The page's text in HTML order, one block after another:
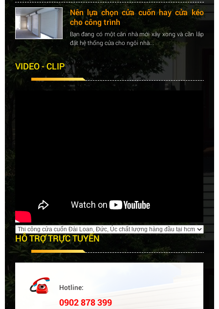
Nên lựa chọn cửa cuốn hay cửa kéo
cho công trình
Bạn đang có một căn nhà mới xây xong và cần lắp
đặt hệ thống cửa cho ngôi nhà...
Khắc phuc tình trạng cửa cuốn bị kẹt
nan
Hiện tượng cửa cuốn bị kẹt nan sẽ gây ra nhiều bất
VIDEO - CLIP
HỖ TRỢ TRỰC TUYẾN
Hotline:
0902 878 399